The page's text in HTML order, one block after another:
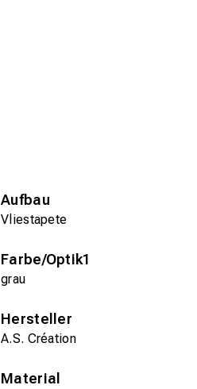
Aufbau
Vliestapete
Farbe/Optik1
grau
Hersteller
A.S. Création
Material